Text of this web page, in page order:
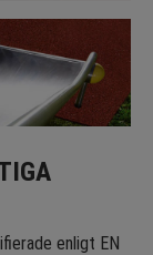
enligt EN